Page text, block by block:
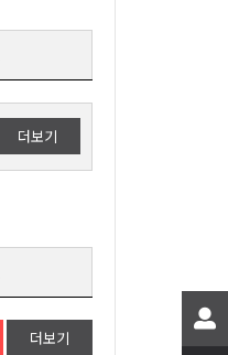
더보기
더보기